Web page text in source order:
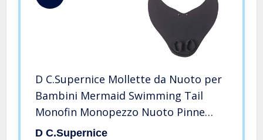
D C.Supernice Mollette da Nuoto per
Bambini Mermaid Swimming Tail
Monofin Monopezzo Nuoto Pinne
Swim Pinne per Bambini
D C.Supernice